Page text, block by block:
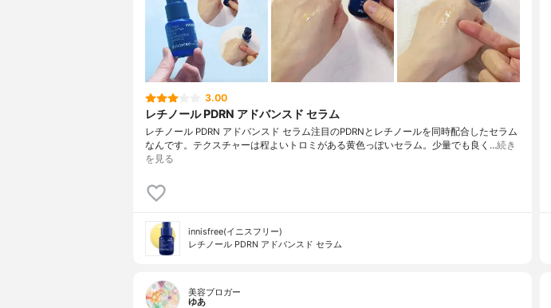
3.00
レチノール PDRN アドバンスド セラム
レチノール PDRN アドバンスド セラム注目のPDRNとレチノールを同時配合したセラム
なんです。テクスチャーは程よいトロミがある黄色っぽいセラム。少量でも良く…続き
を見る
innisfree(イニスフリー)
レチノール PDRN アドバンスド セラム
美容ブロガー
ゆあ